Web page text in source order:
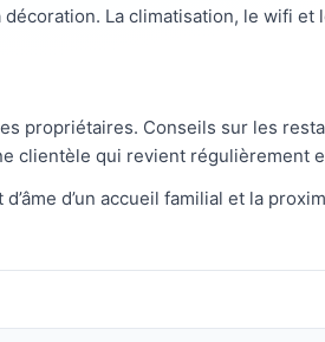
La climatisation, le wifi et
propriétaires. Conseils sur les
clientèle qui revient régulièrement
d’un accueil familial et la